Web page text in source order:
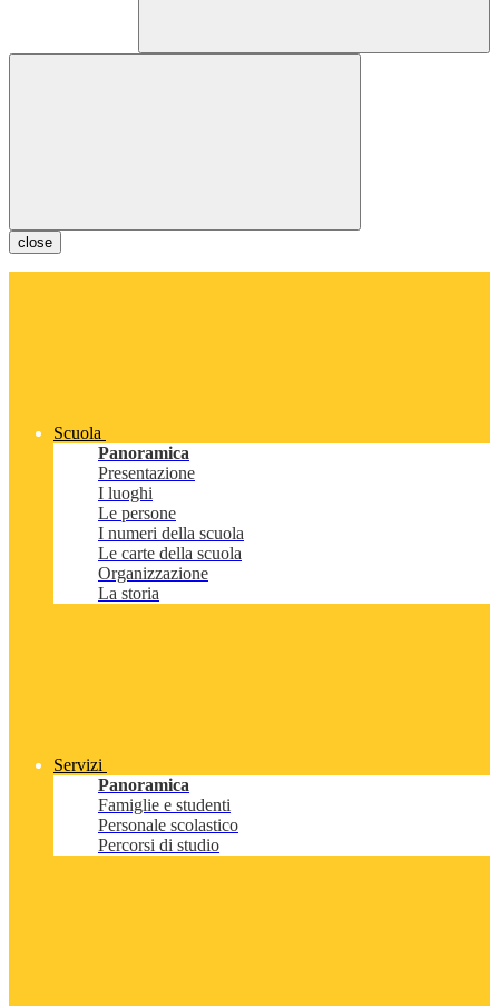
close
Scuola
Panoramica
Presentazione
I luoghi
Le persone
I numeri della scuola
Le carte della scuola
Organizzazione
La storia
Servizi
Panoramica
Famiglie e studenti
Personale scolastico
Percorsi di studio